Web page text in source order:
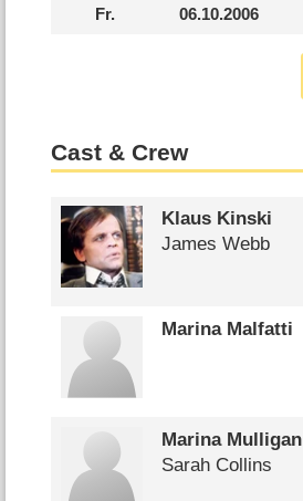
Fr. 06.10.2006
Cast & Crew
Klaus Kinski
James Webb
Marina Malfatti
Marina Mulligan
Sarah Collins